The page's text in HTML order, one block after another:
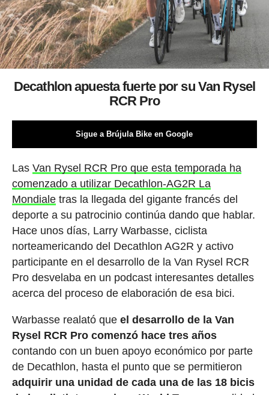
Decathlon apuesta fuerte por su Van Rysel
RCR Pro
Sigue a Brújula Bike en Google
Las Van Rysel RCR Pro que esta temporada ha
comenzado a utilizar Decathlon-AG2R La
Mondialetras la llegada del gigante francés del
deporte a su patrocinio continúa dando que hablar.
Hace unos días, Larry Warbasse, ciclista
norteamericando del Decathlon AG2R y activo
participante en el desarrollo de la Van Rysel RCR
Pro desvelaba en un podcast interesantes detalles
acerca del proceso de elaboración de esa bici.
Warbasse realató que el desarrollo de la Van
Rysel RCR Pro comenzó hace tres años
contando con un buen apoyo económico por parte
de Decathlon, hasta el punto que se permitieron
adquirir una unidad de cada una de las 18 bicis